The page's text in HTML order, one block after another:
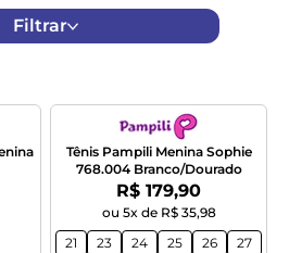
Filtrar
Tênis Pampili Menina Sophie
768.004 Branco/Dourado
Por:
R$ 179,90
ou 5x de R$ 35,98
21
23 24 25 26 27